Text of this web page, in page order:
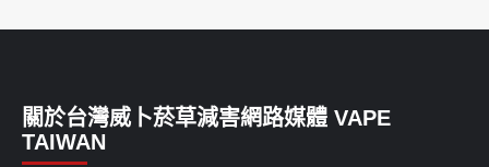
關於台灣威卜菸草減害網路媒體 VAPE
TAIWAN